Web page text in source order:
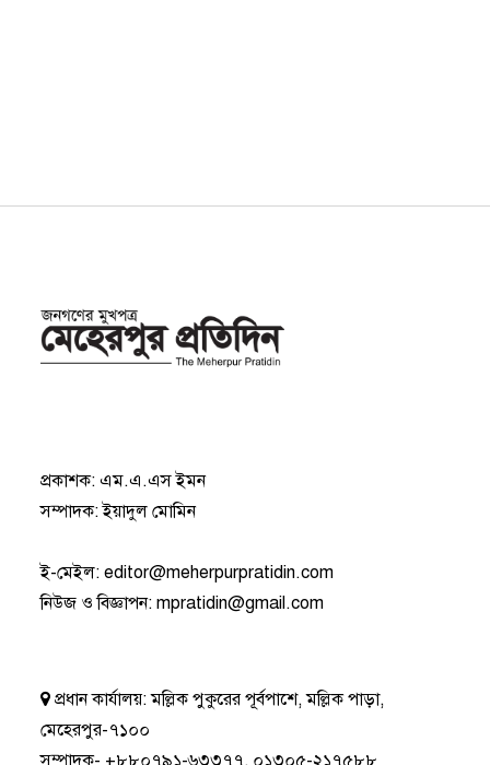
প্রকাশক: এম.এ.এস ইমন
সম্পাদক: ইয়াদুল মোমিন
ই-মেইল:editor@meherpurpratidin.com
নিউজ ও বিজ্ঞাপন:mpratidin@gmail.com
প্রধান কার্যালয়:মল্লিক পুকুরের পূর্বপাশে, মল্লিক পাড়া,
মেহেরপুর-৭১০০
সম্পাদক- +৮৮০৭৯১-৬৩৩৭৭, ০১৩০৫-২১৭৫৮৮